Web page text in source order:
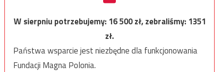
W sierpniu potrzebujemy:16 500zł, zebraliśmy:1351
zł.
Państwa wsparcie jest niezbędne dla funkcjonowania
Fundacji Magna Polonia.